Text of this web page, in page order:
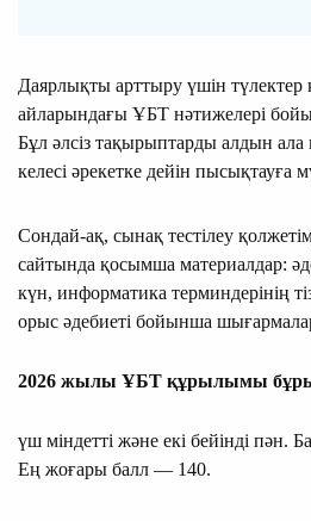
Даярлықты арттыру үшін түлектер
айларындағы ҰБТ нәтижелері
Бұл әлсіз тақырыптарды алдын
келесі әрекетке дейін пысықтауға
Сондай-ақ, сынақ тестілеу
сайтында қосымша материалдар:
күн, информатика терминдерінің
орыс әдебиеті бойынша
2026 жылы ҰБТ құрылымы
үш міндетті және екі бейінді
Ең жоғары балл — 140.